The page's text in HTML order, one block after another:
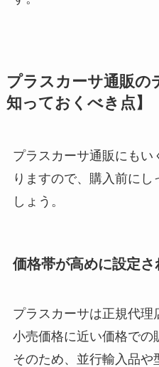
プラスカーサ通販の
知っておくべき点】
プラスカーサ通販にもい
りますので、購入前にし
しょう。
価格帯が高めに設定さ
プラスカーサは正規代理
小売価格に近い価格での
そのため、並行輸入品や